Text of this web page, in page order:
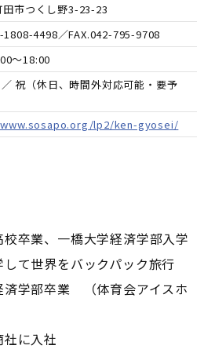
田市つくし野3-23-23
1808-4498／FAX.042-795-9708
～18:00
祝（休日、時間外対応可能・要予
lp2/ken-gyosei/
卒業、一橋大学経済学部入学
て世界をバックパック旅行
学部卒業 （体育会アイスホ
に入社